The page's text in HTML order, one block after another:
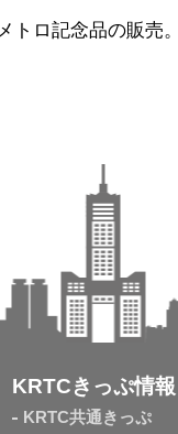
トロ記念品の販売。
KRTCきっぷ情報
KRTC共通きっぷ